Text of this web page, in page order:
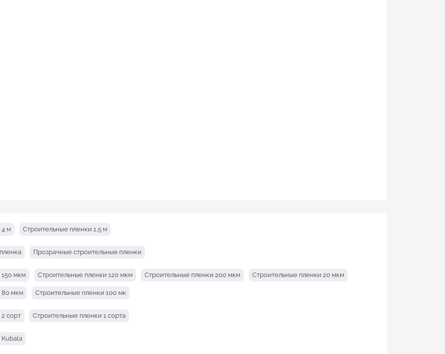
4 м Строительные пленки 1,5 м
Прозрачные строительные пленки
150 мкм Строительные пленки 120 мкм Строительные пленки 200 мкм Строительные пленки 20 мкм
80 мкм Строительные пленки 100 мк
сорт Строительные пленки 1 сорта
Kubala